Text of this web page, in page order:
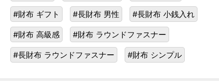
#財布 ギフト #長財布 男性 #長財布 小銭入れ
#財布 高級感 #財布 ラウンドファスナー
#長財布 ラウンドファスナー #財布 シンプル